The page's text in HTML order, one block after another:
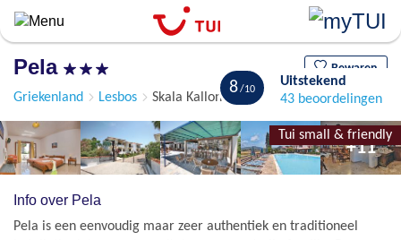
Overslaan
en
algemene
gaan
Pela Bewaren
Griekenland Lesbos Skala Kalloni
Tui small & friendly
8
Uitstekend
43 beoordelingen
+11
Info over Pela
Pela is een eenvoudig maar zeer authentiek en traditioneel